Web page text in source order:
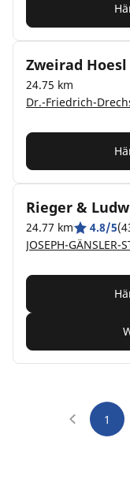
Zweirad Hoesl
24.75 km
Rieger &
24.77 km 4.8/5
JOSEPH-
1